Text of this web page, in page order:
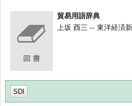
貿易用語辞典
上坂 酉三 -- 東洋経済
SDI